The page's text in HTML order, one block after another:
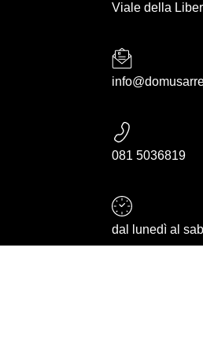
Viale della
081 5036819
dal lunedì al